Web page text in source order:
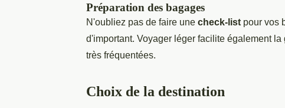
Préparation des bagages
N'oubliez pas de faire une check-list pour vos
d'important. Voyager léger facilite également
très fréquentées.
Choix de la destination